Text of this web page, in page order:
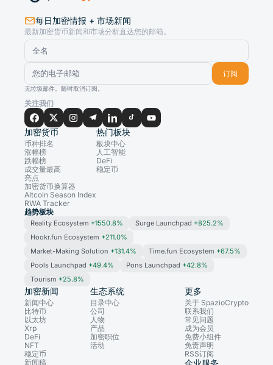
每日加密情报 + 市场新闻
最新加密货币新闻和市场分析直达您的邮箱。
订阅
无垃圾邮件。随时取消订阅。
关注我们
加密货币
币种排名
涨幅榜
跌幅榜
成交量最高
亮点
加密货币换算器
Altcoin Season Index
RWA Tracker
热门板块
板块中心
人工智能
DeFi
稳定币
趋势板块
Reality Ecosystem +1550.8% Surge Launchpad +825.2%
Hookr.fun Ecosystem +211.0%
Market-Making Solution +131.4% Time.fun Ecosystem +67.5%
Pools Launchpad +49.4% Pons Launchpad +42.8%
Tourism +25.8%
加密新闻
新闻中心
比特币
以太坊
Xrp
DeFi
NFT
稳定币
新闻稿
生态系统
目录中心
公司
人物
产品
加密职位
活动
更多
关于 SpazioCrypto
联系我们
常见问题
成为会员
免费小组件
免责声明
RSS订阅